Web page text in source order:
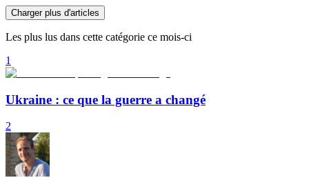
Charger plus d'articles
Les plus lus dans cette catégorie ce mois-ci
1
Ukraine : ce que la guerre a changé
2